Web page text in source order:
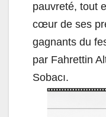
pauvreté, tout
cœur de ses
gagnants du
par Fahrettin
Sobacı.